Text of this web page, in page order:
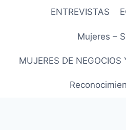
ENTREVISTAS
Mujeres –
MUJERES DE NEGOCIOS